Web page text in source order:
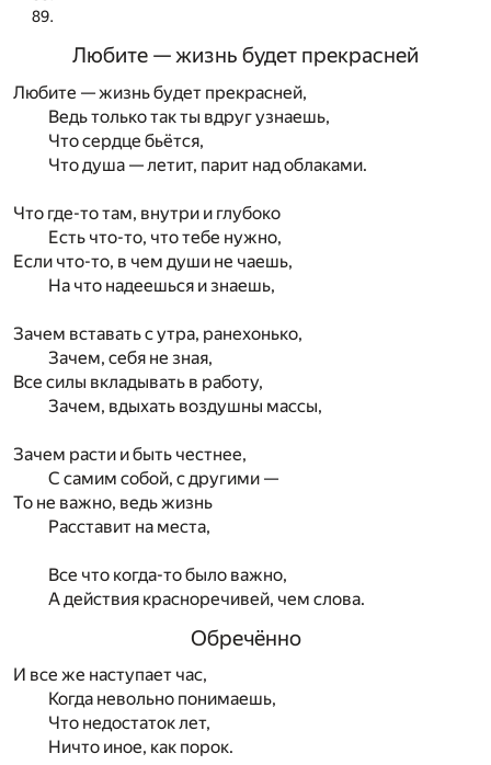
Любите — жизнь будет прекрасней
Любите — жизнь будет прекрасней,
Ведь только так ты вдруг узнаешь,
Что сердце бьётся,
Что душа — летит, парит над облаками.
Что где-то там, внутри и глубоко
Есть что-то, что тебе нужно,
Если что-то, в чем души не чаешь,
На что надеешься и знаешь,
Зачем вставать с утра, ранехонько,
Зачем, себя не зная,
Все силы вкладывать в работу,
Зачем, вдыхать воздушны массы,
Зачем расти и быть честнее,
С самим собой, с другими —
То не важно, ведь жизнь
Расставит на места,
Все что когда-то было важно,
А действия красноречивей, чем слова.
Обречённо
И все же наступает час,
Когда невольно понимаешь,
Что недостаток лет,
Ничто иное, как порок.